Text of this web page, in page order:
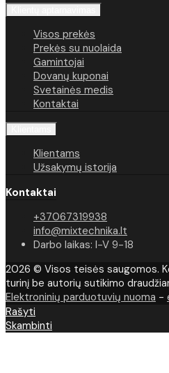
Visos prekės
Prekės su nuolaida
Gamintojai
Dovanų kuponai
Svetainės medis
Kontaktai
Klientams
Užsakymų istorija
Kontaktai
+37067319938
info@mixtechnika.lt
Darbo laikas: I-V 9-18
2026 © Visos teisės saugomos.
turinį be autorių sutikimo
Elektroninių parduotuvių nuoma -
Rašyti
Skambinti